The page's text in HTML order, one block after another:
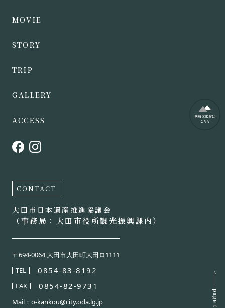
MOVIE
STORY
TRIP
GALLERY
ACCESS
CONTACT
大田市日本遺産推進協議会
（事務局：大田市役所観光振興課内）
〒694-0064 大田市大田町大田ロ1111
TEL
0854-83-8192
FAX 0854-82-9731
Mail：o-kankou@city.oda.lg.jp